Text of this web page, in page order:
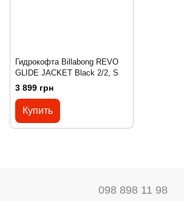
Гидрокофта Billabong REVO
GLIDE JACKET Black 2/2, S
3 899 грн
Купить
098 898 11 98